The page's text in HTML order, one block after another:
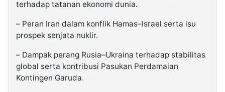
terhadap tatanan ekonomi dunia.
– Peran Iran dalam konflik Hamas–Israel serta isu
prospek senjata nuklir.
– Dampak perang Rusia–Ukraina terhadap stabilitas
global serta kontribusi Pasukan Perdamaian
Kontingen Garuda.